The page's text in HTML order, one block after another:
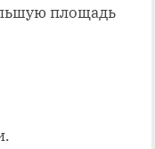
площадь